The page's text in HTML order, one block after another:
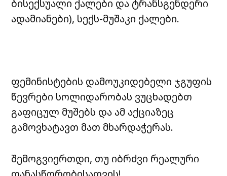
ბისექსუალი ქალები და ტრანსგენდერი
ადამიანები), სექს-მუშაკი ქალები.
ფემინისტების დამოუკიდებელი ჯგუფის
წევრები სოლიდარობას ვუცხადებთ
გაფიცულ მუშებს და ამ აქციაზეც
გამოვხატავთ მათ მხარდაჭერას.
შემოგვიერთდი, თუ იბრძვი რეალური